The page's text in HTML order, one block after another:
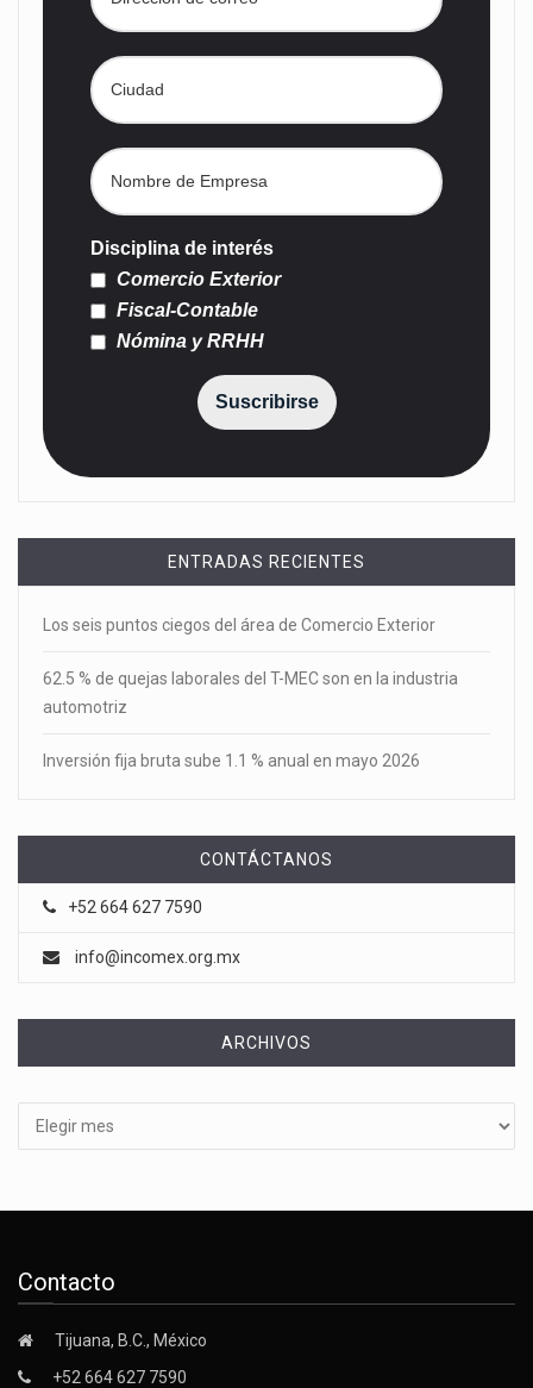
Disciplina de interés
Comercio Exterior
Fiscal-Contable
Nómina y RRHH
Suscribirse
ENTRADAS RECIENTES
Los seis puntos ciegos del área de Comercio Exterior
62.5 % de quejas laborales del T-MEC son en la industria
automotriz
Inversión fija bruta sube 1.1 % anual en mayo 2026
CONTÁCTANOS
+52 664 627 7590
info@incomex.org.mx
ARCHIVOS
Contacto
Tijuana, B.C., México
+52 664 627 7590